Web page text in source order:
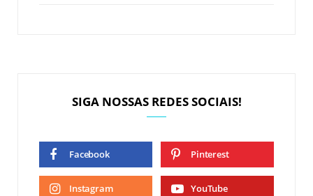
SIGA NOSSAS REDES SOCIAIS!
Facebook Pinterest
Instagram YouTube